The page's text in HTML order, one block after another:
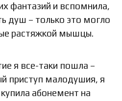
фантазий и вспомнила,
душ – только это могло
растяжкой мышцы.
я все-таки пошла –
приступ малодушия, я
абонемент на